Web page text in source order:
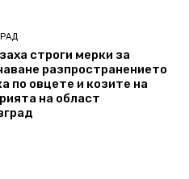
строги мерки за
разпространението
по овцете и козите на
на област